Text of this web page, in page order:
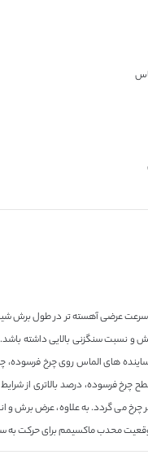
های الماس روی چرخ فرسوده،
چرخ فرسوده، درصد بالاتری از
می گردد. به علاوه، عرض برش و